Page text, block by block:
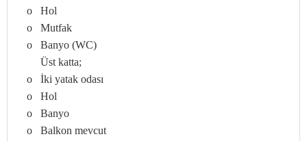
o
Hol
o
Mutfak
o
Banyo (WC)
Üst katta;
o
İki yatak odası
o
Hol
o
Banyo
o
Balkon mevcut